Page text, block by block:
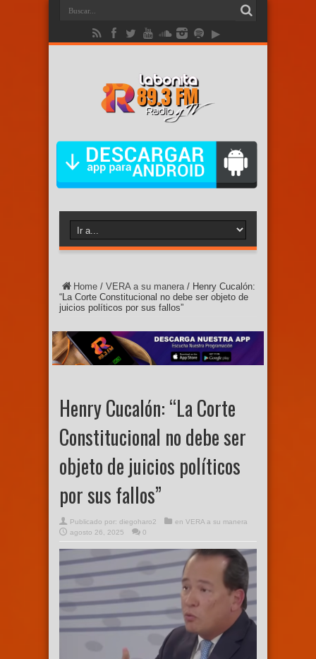
Home / VERA a su manera/ Henry Cucalón:
“La Corte Constitucional no debe ser objeto de
juicios políticos por sus fallos”
Henry Cucalón: “La Corte
Constitucional no debe ser
objeto de juicios políticos
por sus fallos”
Publicado por: diegoharo2 en VERA a su manera
agosto 26, 2025
0